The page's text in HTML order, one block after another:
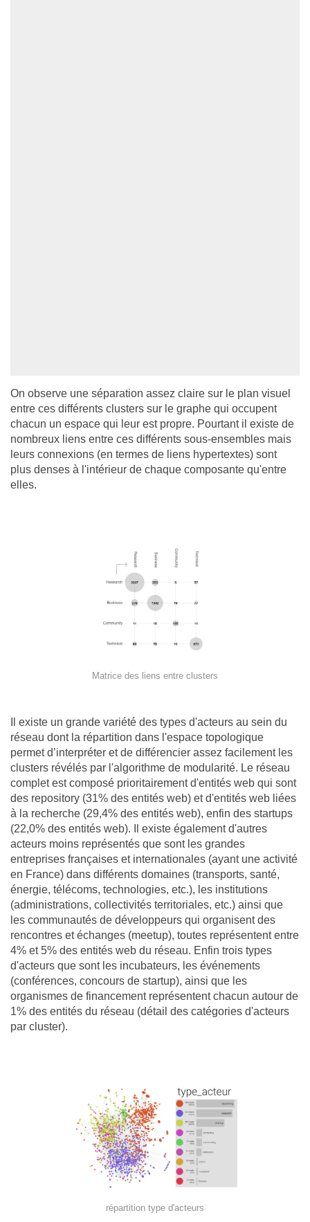
On observe une séparation assez claire sur le plan visuel
entre ces différents clusters sur le graphe qui occupent
chacun un espace qui leur est propre. Pourtant il existe de
nombreux liens entre ces différents sous-ensembles mais
leurs connexions (en termes de liens hypertextes) sont
plus denses à l'intérieur de chaque composante qu'entre
elles.
Matrice des liens entre clusters
Il existe un grande variété des types d'acteurs au sein du
réseau dont la répartition dans l'espace topologique
permet d’interpréter et de différencier assez facilement les
clusters révélés par l'algorithme de modularité. Le réseau
complet est composé prioritairement d'entités web qui sont
des repository (31% des entités web) et d'entités web liées
à la recherche (29,4% des entités web), enfin des startups
(22,0% des entités web). Il existe également d'autres
acteurs moins représentés que sont les grandes
entreprises françaises et internationales (ayant une activité
en France) dans différents domaines (transports, santé,
énergie, télécoms, technologies, etc.), les institutions
(administrations, collectivités territoriales, etc.) ainsi que
les communautés de développeurs qui organisent des
rencontres et échanges (meetup), toutes représentent entre
4% et 5% des entités web du réseau. Enfin trois types
d'acteurs que sont les incubateurs, les événements
(conférences, concours de startup), ainsi que les
organismes de financement représentent chacun autour de
1% des entités du réseau (détail des catégories d'acteurs
par cluster).
répartition type d'acteurs